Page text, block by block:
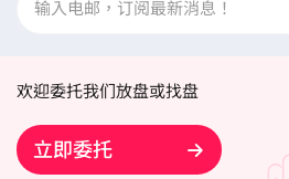
欢迎委托我们放盘或找盘
立即委托